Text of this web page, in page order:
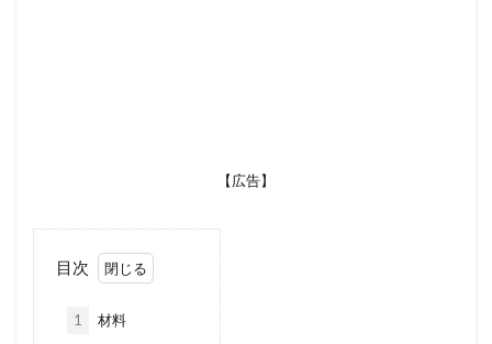
【広告】
目次
1 材料